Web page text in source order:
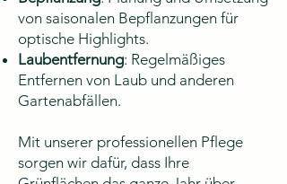
von saisonalen Bepflanzungen für
optische Highlights.
Laubentfernung: Regelmäßiges
Entfernen von Laub und anderen
Gartenabfällen.
Mit unserer professionellen Pflege
sorgen wir dafür, dass Ihre